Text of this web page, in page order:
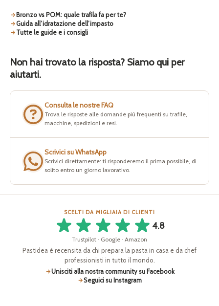
Bronzo vs POM: quale trafila fa per te?
Guida all’idratazione dell’impasto
Tutte le guide e i consigli
Non hai trovato la risposta? Siamo qui per
aiutarti.
Consulta le nostre FAQ
Trova le risposte alle domande più frequenti su trafile,
macchine, spedizioni e resi.
Scrivici su WhatsApp
Scrivici direttamente: ti risponderemo il prima possibile, di
solito entro un giorno lavorativo.
SCELTI DA MIGLIAIA DI CLIENTI
4.8
Trustpilot · Google · Amazon
Pastidea è recensita da chi prepara la pasta in casa e da chef
professionisti in tutto il mondo.
Unisciti alla nostra community su Facebook
Seguici su Instagram